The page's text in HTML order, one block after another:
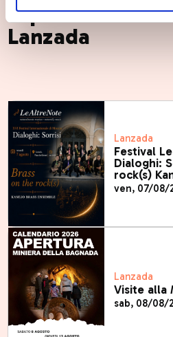
Esperienze da
Lanzada
Lanzada
Festival
Dialoghi:
rock(s)
ven, 07/08/
Lanzada
Visite alla
sab, 08/08/